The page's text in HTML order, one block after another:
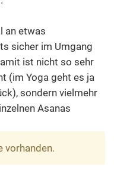
an etwas
sicher im Umgang
ist nicht so sehr
(im Yoga geht es ja
sondern vielmehr
Asanas
vorhanden.